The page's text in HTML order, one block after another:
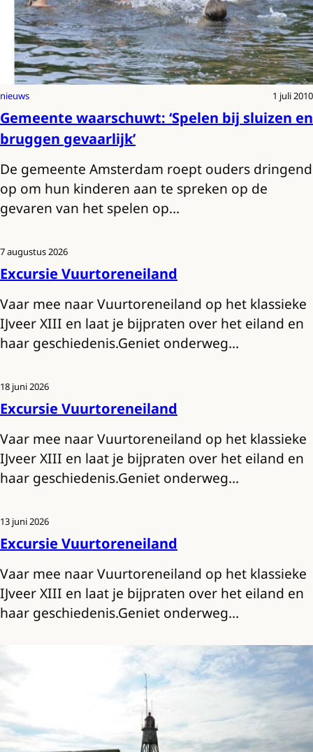
nieuws 1 juli 2010
Gemeente waarschuwt: ‘Spelen bij sluizen en
bruggen gevaarlijk’
De gemeente Amsterdam roept ouders dringend
op om hun kinderen aan te spreken op de
gevaren van het spelen op…
7 augustus 2026
Excursie Vuurtoreneiland
Vaar mee naar Vuurtoreneiland op het klassieke
IJveer XIII en laat je bijpraten over het eiland en
haar geschiedenis.Geniet onderweg…
18 juni 2026
Excursie Vuurtoreneiland
Vaar mee naar Vuurtoreneiland op het klassieke
IJveer XIII en laat je bijpraten over het eiland en
haar geschiedenis.Geniet onderweg…
13 juni 2026
Excursie Vuurtoreneiland
Vaar mee naar Vuurtoreneiland op het klassieke
IJveer XIII en laat je bijpraten over het eiland en
haar geschiedenis.Geniet onderweg…